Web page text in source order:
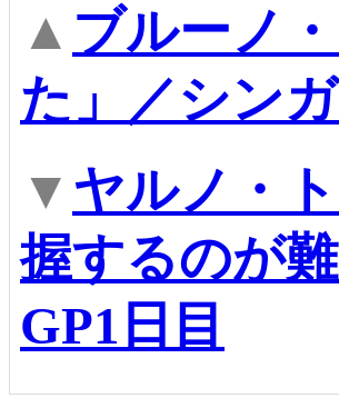
▲ ブルーノ
た」／シン
▼ ヤルノ・
握するのが
GP1日目